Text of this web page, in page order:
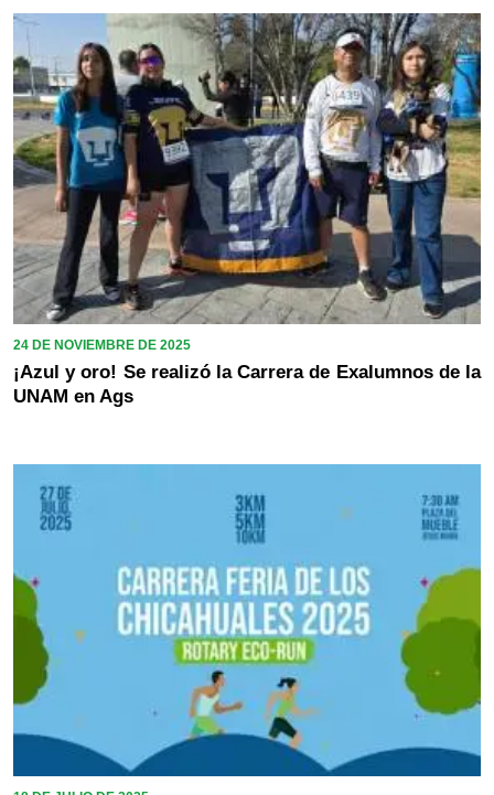
24 DE NOVIEMBRE DE 2025
¡Azul y oro! Se realizó la Carrera de Exalumnos de la
UNAM en Ags